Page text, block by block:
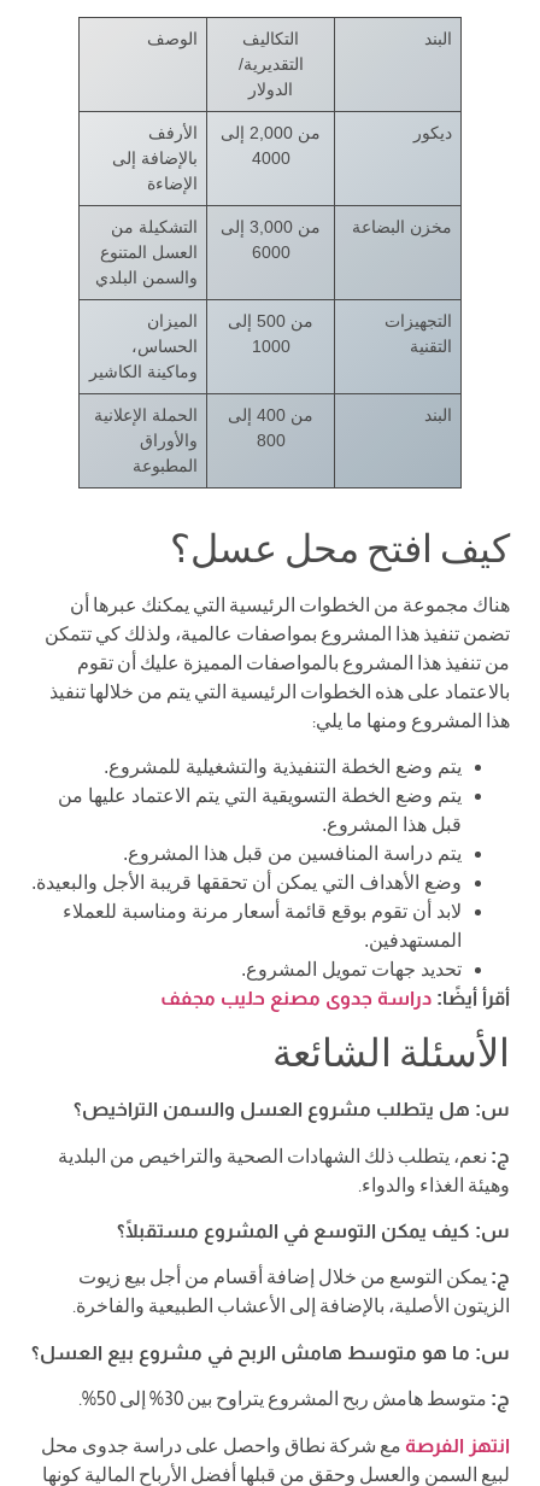
البند
التكاليف
التقديرية/
الدولار
الوصف
ديكور
من 2,000 إلى
4000
الأرفف
بالإضافة إلى
الإضاءة
مخزن البضاعة
من 3,000 إلى
6000
التشكيلة من
العسل المتنوع
والسمن البلدي
التجهيزات
التقنية
من 500 إلى
1000
الميزان
الحساس،
وماكينة الكاشير
البند
من 400 إلى
800
الحملة الإعلانية
والأوراق
المطبوعة
كيف افتح محل عسل؟
هناك مجموعة من الخطوات الرئيسية التي يمكنك عبرها أن
تضمن تنفيذ هذا المشروع بمواصفات عالمية، ولذلك كي تتمكن
من تنفيذ هذا المشروع بالمواصفات المميزة عليك أن تقوم
بالاعتماد على هذه الخطوات الرئيسية التي يتم من خلالها تنفيذ
هذا المشروع ومنها ما يلي:
يتم وضع الخطة التنفيذية والتشغيلية للمشروع.
يتم وضع الخطة التسويقية التي يتم الاعتماد عليها من
قبل هذا المشروع.
يتم دراسة المنافسين من قبل هذا المشروع.
وضع الأهداف التي يمكن أن تحققها قريبة الأجل والبعيدة.
لابد أن تقوم بوقع قائمة أسعار مرنة ومناسبة للعملاء
المستهدفين.
تحديد جهات تمويل المشروع.
أقرأ أيضًا: دراسة جدوى مصنع حليب مجفف
الأسئلة الشائعة
س: هل يتطلب مشروع العسل والسمن التراخيص؟
ج: نعم، يتطلب ذلك الشهادات الصحية والتراخيص من البلدية
وهيئة الغذاء والدواء.
س: كيف يمكن التوسع في المشروع مستقبلًا؟
ج: يمكن التوسع من خلال إضافة أقسام من أجل بيع زيوت
الزيتون الأصلية، بالإضافة إلى الأعشاب الطبيعية والفاخرة.
س: ما هو متوسط هامش الربح في مشروع بيع العسل؟
ج: متوسط هامش ربح المشروع يتراوح بين 30% إلى 50%.
انتهز الفرصة مع شركة نطاق واحصل على دراسة جدوى محل
لبيع السمن والعسل وحقق من قبلها أفضل الأرباح المالية كونها